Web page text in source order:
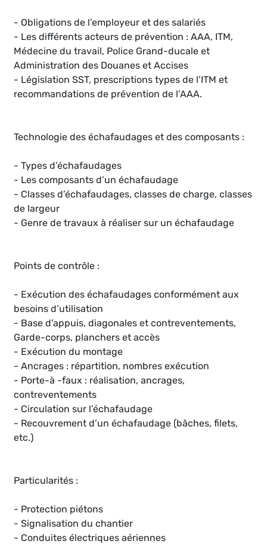
- Obligations de l’employeur et des salariés
- Les différents acteurs de prévention : AAA, ITM,
Médecine du travail, Police Grand-ducale et
Administration des Douanes et Accises
- Législation SST, prescriptions types de l’ITM et
recommandations de prévention de l’AAA.
Technologie des échafaudages et des composants :
- Types d’échafaudages
- Les composants d’un échafaudage
- Classes d’échafaudages, classes de charge, classes
de largeur
- Genre de travaux à réaliser sur un échafaudage
Points de contrôle :
- Exécution des échafaudages conformément aux
besoins d’utilisation
- Base d’appuis, diagonales et contreventements,
Garde-corps, planchers et accès
- Exécution du montage
- Ancrages : répartition, nombres exécution
- Porte-à -faux : réalisation, ancrages,
contreventements
- Circulation sur l’échafaudage
- Recouvrement d’un échafaudage (bâches, filets,
etc.)
Particularités :
- Protection piétons
- Signalisation du chantier
- Conduites électriques aériennes